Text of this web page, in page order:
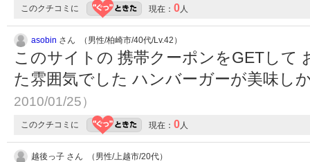
このクチコミに 現在： 0 人
asobin さん （男性/柏崎市/40代/Lv.42）
このサイトの 携帯クーポンをGETして
た雰囲気でした ハンバーガーが美味し
2010/01/25）
このクチコミに 現在： 0 人
越後っ子 さん （男性/上越市/20代）